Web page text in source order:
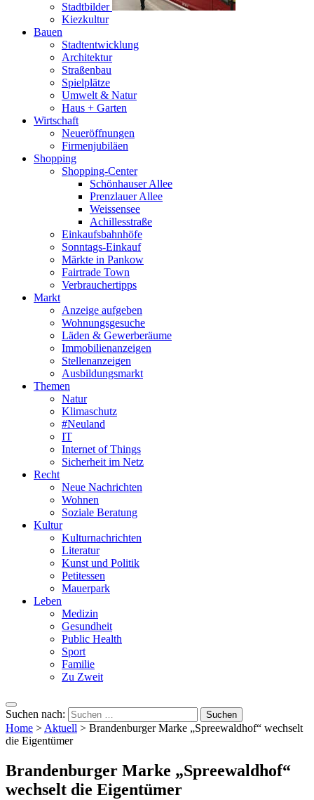
Stadtbilder
Kiezkultur
Bauen
Stadtentwicklung
Architektur
Straßenbau
Spielplätze
Umwelt & Natur
Haus + Garten
Wirtschaft
Neueröffnungen
Firmenjubiläen
Shopping
Shopping-Center
Schönhauser Allee
Prenzlauer Allee
Weissensee
Achillesstraße
Einkaufsbahnhöfe
Sonntags-Einkauf
Märkte in Pankow
Fairtrade Town
Verbrauchertipps
Markt
Anzeige aufgeben
Wohnungsgesuche
Läden & Gewerberäume
Immobilienanzeigen
Stellenanzeigen
Ausbildungsmarkt
Themen
Natur
Klimaschutz
#Neuland
IT
Internet of Things
Sicherheit im Netz
Recht
Neue Nachrichten
Wohnen
Soziale Beratung
Kultur
Kulturnachrichten
Literatur
Kunst und Politik
Petitessen
Mauerpark
Leben
Medizin
Gesundheit
Public Health
Sport
Familie
Zu Zweit
Suchen nach:
Home >Aktuell > Brandenburger Marke „Spreewaldhof“ wechselt
die Eigentümer
Brandenburger Marke „Spreewaldhof“
wechselt die Eigentümer